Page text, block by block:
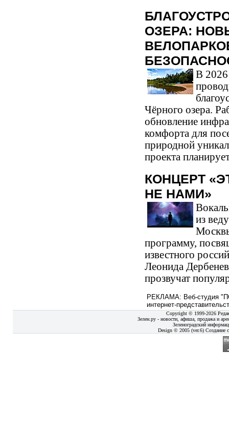
ОЗЕРА:
В 2026
Чёрного озера.
обновление
комфорта для
природной
проекта
КОНЦЕРТ
НЕ НАМИ»
из
программу,
известного
Леонида
прозвучат
РЕКЛАМА: Веб-студия
интернет-
Copyright © 1999-2026
Зелен.ру - новости, афиша, продажа и
Зеленоградский
Design © 2005 (ver.6) Создание